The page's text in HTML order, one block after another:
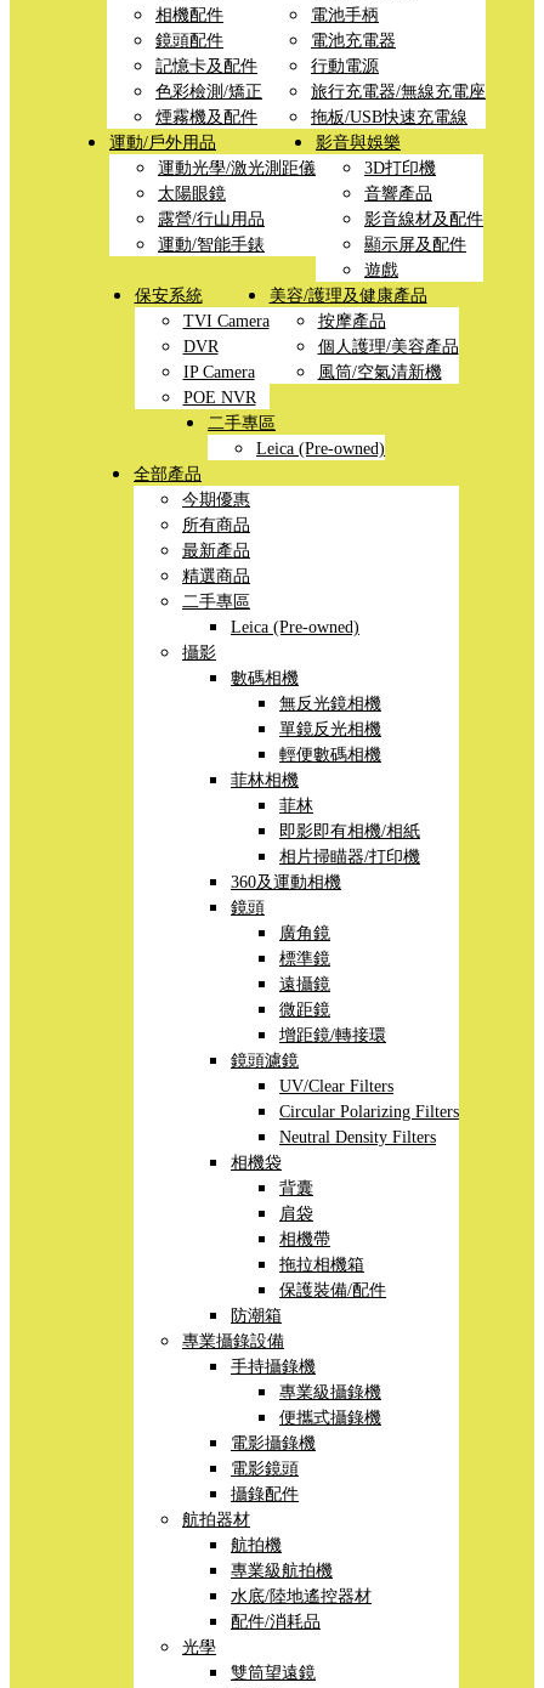
相機配件
鏡頭配件
記憶卡及配件
色彩檢測/矯正
煙霧機及配件
電池手柄
電池充電器
行動電源
旅行充電器/無線充電座
拖板/USB快速充電線
運動/戶外用品
運動光學/激光測距儀
太陽眼鏡
露營/行山用品
運動/智能手錶
影音與娛樂
3D打印機
音響產品
影音線材及配件
顯示屏及配件
遊戲
保安系統
TVI Camera
DVR
IP Camera
POE NVR
美容/護理及健康產品
按摩產品
個人護理/美容產品
風筒/空氣清新機
二手專區
Leica (Pre-owned)
全部產品
今期優惠
所有商品
最新產品
精選商品
二手專區
Leica (Pre-owned)
攝影
數碼相機
無反光鏡相機
單鏡反光相機
輕便數碼相機
菲林相機
菲林
即影即有相機/相紙
相片掃瞄器/打印機
360及運動相機
鏡頭
廣角鏡
標準鏡
遠攝鏡
微距鏡
增距鏡/轉接環
鏡頭濾鏡
UV/Clear Filters
Circular Polarizing Filters
Neutral Density Filters
相機袋
背囊
肩袋
相機帶
拖拉相機箱
保護裝備/配件
防潮箱
專業攝錄設備
手持攝錄機
專業級攝錄機
便攜式攝錄機
電影攝錄機
電影鏡頭
攝錄配件
航拍器材
航拍機
專業級航拍機
水底/陸地遙控器材
配件/消耗品
光學
雙筒望遠鏡